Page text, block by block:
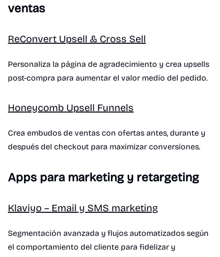
ventas
ReConvert Upsell & Cross Sell
Personaliza la página de agradecimiento y crea upsells
post-compra para aumentar el valor medio del pedido.
Honeycomb Upsell Funnels
Crea embudos de ventas con ofertas antes, durante y
después del checkout para maximizar conversiones.
Apps para marketing y retargeting
Klaviyo – Email y SMS marketing
Segmentación avanzada y flujos automatizados según
el comportamiento del cliente para fidelizar y